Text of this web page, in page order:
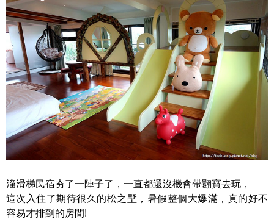
溜滑梯民宿夯了一陣子了，一直都還沒機會帶翾寶去玩，
這次入住了期待很久的松之墅，暑假整個大爆滿，真的好不
容易才排到的房間!